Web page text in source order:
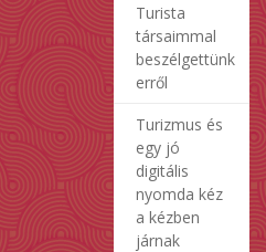
Turista
társaimmal
beszélgettünk
erről
Turizmus és
egy jó
digitális
nyomda kéz
a kézben
járnak